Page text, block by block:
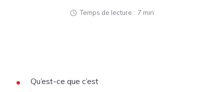
Temps de lecture 7 min
Qu’est-ce que c’est